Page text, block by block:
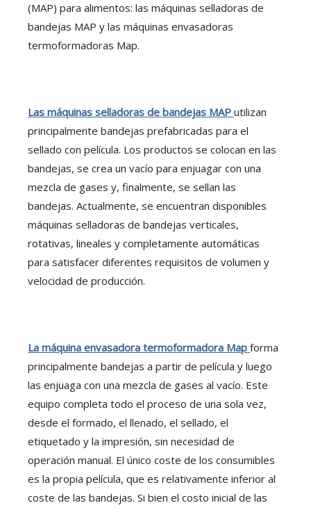
(MAP) para alimentos: las máquinas selladoras de
bandejas MAP y las máquinas envasadoras
termoformadoras Map.
Las máquinas selladoras de bandejas MAP utilizan
principalmente bandejas prefabricadas para el
sellado con película. Los productos se colocan en las
bandejas, se crea un vacío para enjuagar con una
mezcla de gases y, finalmente, se sellan las
bandejas. Actualmente, se encuentran disponibles
máquinas selladoras de bandejas verticales,
rotativas, lineales y completamente automáticas
para satisfacer diferentes requisitos de volumen y
velocidad de producción.
La máquina envasadora termoformadora Map forma
principalmente bandejas a partir de película y luego
las enjuaga con una mezcla de gases al vacío. Este
equipo completa todo el proceso de una sola vez,
desde el formado, el llenado, el sellado, el
etiquetado y la impresión, sin necesidad de
operación manual. El único coste de los consumibles
es la propia película, que es relativamente inferior al
coste de las bandejas. Si bien el costo inicial de las